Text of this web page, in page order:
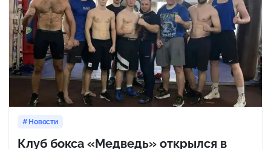
Новости
Клуб бокса «Медведь» открылся в